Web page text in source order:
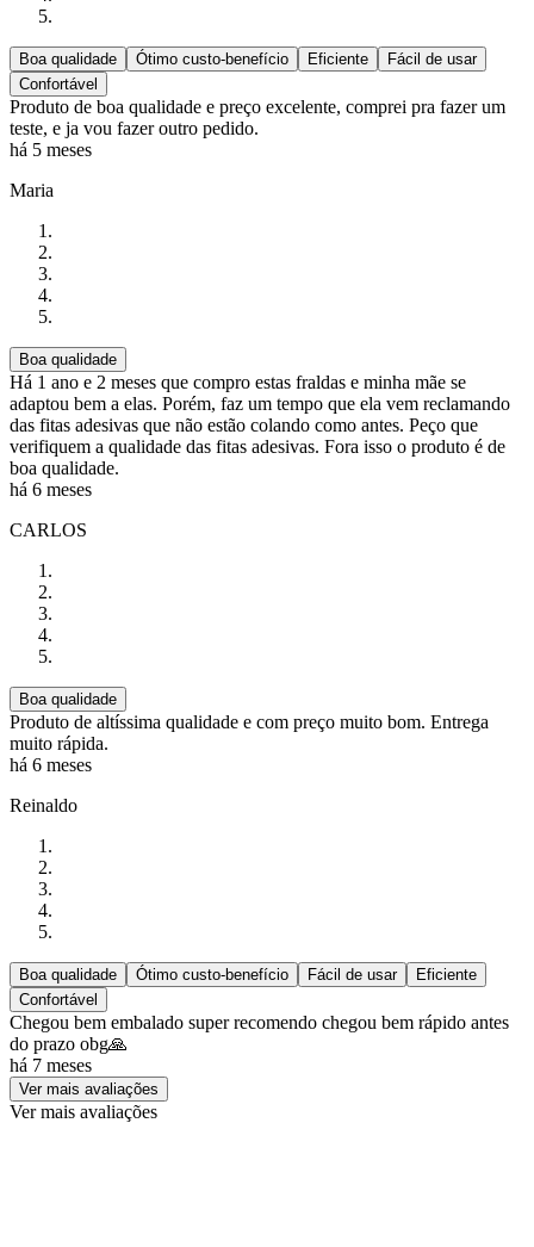
Boa qualidade Ótimo custo-benefício Eficiente
Fácil de usar
Confortável
Produto de boa qualidade e preço excelente, comprei pra fazer um
teste, e ja vou fazer outro pedido.
há 5 meses
Maria
Boa qualidade
Há 1 ano e 2 meses que compro estas fraldas e minha mãe se
adaptou bem a elas. Porém, faz um tempo que ela vem reclamando
das fitas adesivas que não estão colando como antes. Peço que
verifiquem a qualidade das fitas adesivas. Fora isso o produto é de
boa qualidade.
há 6 meses
CARLOS
Boa qualidade
Produto de altíssima qualidade e com preço muito bom. Entrega
muito rápida.
há 6 meses
Reinaldo
Boa qualidade Ótimo custo-benefício Fácil de usar
Eficiente
Confortável
Chegou bem embalado super recomendo chegou bem rápido antes
do prazo obg🙏
há 7 meses
Ver mais avaliações
Ver mais avaliações